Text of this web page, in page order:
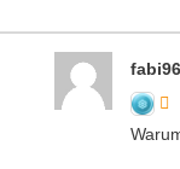
fabi96